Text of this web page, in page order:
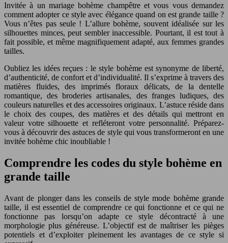
Invitée à un mariage bohème champêtre et vous vous demandez
comment adopter ce style avec élégance quand on est grande taille ?
Vous n’êtes pas seule ! L’allure bohème, souvent idéalisée sur les
silhouettes minces, peut sembler inaccessible. Pourtant, il est tout à
fait possible, et même magnifiquement adapté, aux femmes grandes
tailles.
Oubliez les idées reçues : le style bohème est synonyme de liberté,
d’authenticité, de confort et d’individualité. Il s’exprime à travers des
matières fluides, des imprimés floraux délicats, de la dentelle
romantique, des broderies artisanales, des franges ludiques, des
couleurs naturelles et des accessoires originaux. L’astuce réside dans
le choix des coupes, des matières et des détails qui mettront en
valeur votre silhouette et refléteront votre personnalité. Préparez-
vous à découvrir des astuces de style qui vous transformeront en une
invitée bohème chic inoubliable !
Comprendre les codes du style bohème en
grande taille
Avant de plonger dans les conseils de style mode bohème grande
taille, il est essentiel de comprendre ce qui fonctionne et ce qui ne
fonctionne pas lorsqu’on adapte ce style décontracté à une
morphologie plus généreuse. L’objectif est de maîtriser les pièges
potentiels et d’exploiter pleinement les avantages de ce style si